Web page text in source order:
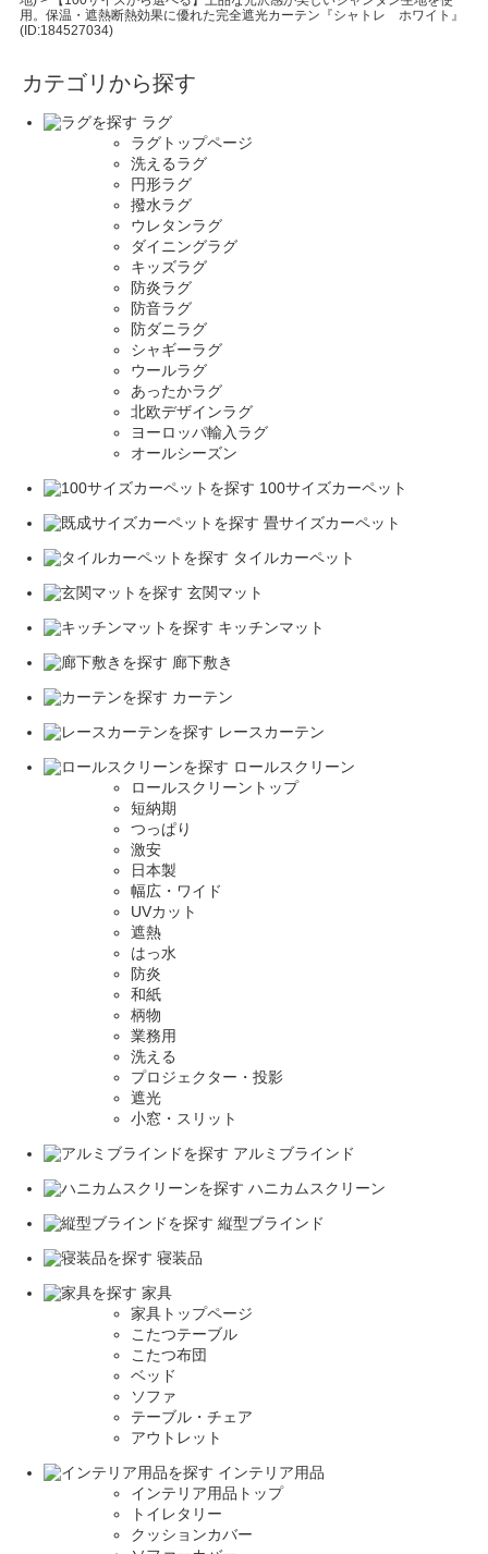
用。保温・遮熱断熱効果に優れた完全遮光カーテン『シャトレ ホワイト』
(ID:184527034)
カテゴリから探す
ラグ
ラグトップページ
洗えるラグ
円形ラグ
撥水ラグ
ウレタンラグ
ダイニングラグ
キッズラグ
防炎ラグ
防音ラグ
防ダニラグ
シャギーラグ
ウールラグ
あったかラグ
北欧デザインラグ
ヨーロッパ輸入ラグ
オールシーズン
100サイズカーペット
畳サイズカーペット
タイルカーペット
玄関マット
キッチンマット
廊下敷き
カーテン
レースカーテン
ロールスクリーン
ロールスクリーントップ
短納期
つっぱり
激安
日本製
幅広・ワイド
UVカット
遮熱
はっ水
防炎
和紙
柄物
業務用
洗える
プロジェクター・投影
遮光
小窓・スリット
アルミブラインド
ハニカムスクリーン
縦型ブラインド
寝装品
家具
家具トップページ
こたつテーブル
こたつ布団
ベッド
ソファ
テーブル・チェア
アウトレット
インテリア用品
インテリア用品トップ
トイレタリー
クッションカバー